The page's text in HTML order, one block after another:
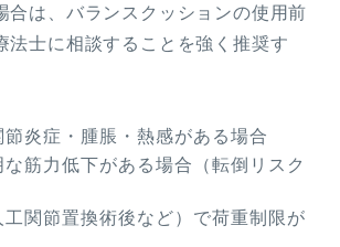
合は、バランスクッションの使用前
法士に相談することを強く推奨す
節炎症・腫脹・熱感がある場合
な筋力低下がある場合（転倒リスク
工関節置換術後など）で荷重制限が